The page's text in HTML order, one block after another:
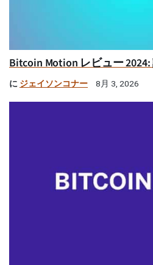
Bitcoin Motion レビュー
に ジェイソンコナー 8月 3, 2026